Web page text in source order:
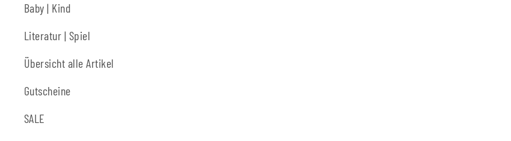
Baby | Kind
Literatur | Spiel
Übersicht alle Artikel
Gutscheine
SALE